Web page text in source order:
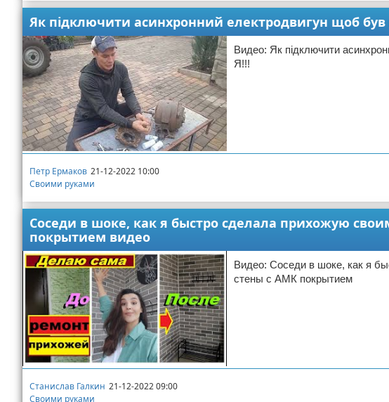
Як підключити асинхронний електродвигун щоб був
Видео: Як підключити
Я!!!
Петр Ермаков 21-12-2022 10:00
Своими руками
Соседи в шоке, как я быстро сделала прихожую
покрытием видео
Видео: Соседи в шоке, как я
стены с АМК покрытием
Станислав Галкин 21-12-2022 09:00
Своими руками